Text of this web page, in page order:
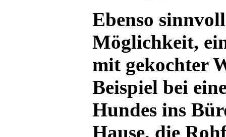
Ebenso
Möglichkeit,
mit gekochter
Beispiel bei
Hundes ins
Hause, die